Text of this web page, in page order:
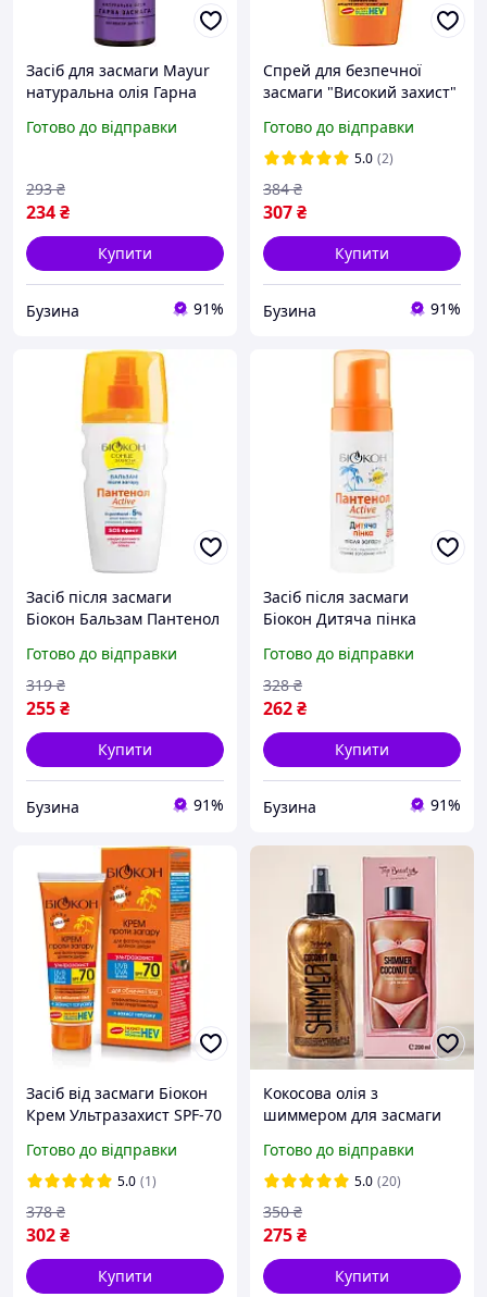
Засіб для засмаги Mayur
натуральна олія Гарна
Готово до відправки
234₴
293 ₴
Купити
Бузина 91%
Спрей для безпечної
засмаги "Високий захист"
160 мл
Готово до відправки
5.0 (2)
307₴
384 ₴
Купити
Бузина 91%
Засіб після засмаги
Біокон Бальзам Пантенол
4820008318381 buzyna
Готово до відправки
255₴
319 ₴
Купити
Бузина 91%
Засіб після засмаги
Біокон Дитяча пінка
4820008318398 buzyna
Готово до відправки
262₴
328 ₴
Купити
Бузина 91%
Засіб від засмаги Біокон
Крем Ультразахист SPF-70
flamingo
Готово до відправки
5.0 (1)
302₴
378 ₴
Купити
Кокосова олія з
шиммером для засмаги
Coconut Oil, 200 ml
Готово до відправки
5.0 (20)
275₴
350 ₴
Купити